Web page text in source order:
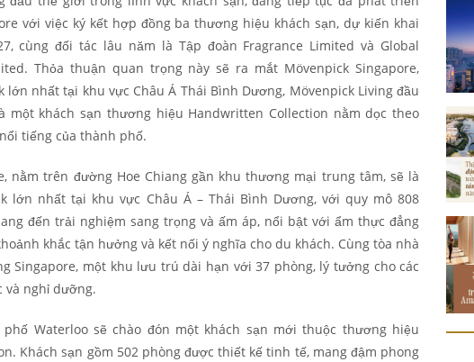
với việc ký kết hợp đồng ba thương hiệu khách sạn, dự kiến khai
cùng đối tác lâu năm là Tập đoàn Fragrance Limited và Global
Thỏa thuận quan trọng này sẽ ra mắt Mövenpick Singapore,
lớn nhất tại khu vực Châu Á Thái Bình Dương, Mövenpick Living đầu
một khách sạn thương hiệu Handwritten Collection nằm dọc theo
tiếng của thành phố.
nằm trên đường Hoe Chiang gần khu thương mại trung tâm, sẽ là
lớn nhất tại khu vực Châu Á – Thái Bình Dương, với quy mô 808
đến trải nghiệm sang trọng và ấm áp, nổi bật với ẩm thực đẳng
khắc tận hưởng và kết nối ý nghĩa cho du khách. Cùng tòa nhà
Singapore, một khu lưu trú dài hạn với 37 phòng, lý tưởng cho các
và nghỉ dưỡng.
Waterloo sẽ chào đón một khách sạn mới thuộc thương hiệu
Khách sạn gồm 502 phòng được thiết kế tinh tế, mang đậm phong